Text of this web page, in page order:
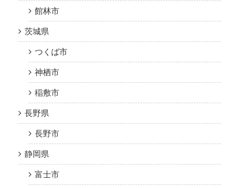
館林市
茨城県
つくば市
神栖市
稲敷市
長野県
長野市
静岡県
富士市